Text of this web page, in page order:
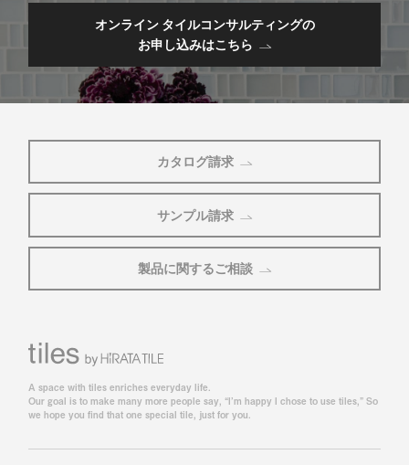
オンライン タイルコンサルティングの
お申し込みはこちら
カタログ請求
サンプル請求
製品に関するご相談
A space with tiles enriches everyday life.
Our goal is to make many more people say, “I’m happy I chose to use tiles,” So
we hope you find that one special tile, just for you.